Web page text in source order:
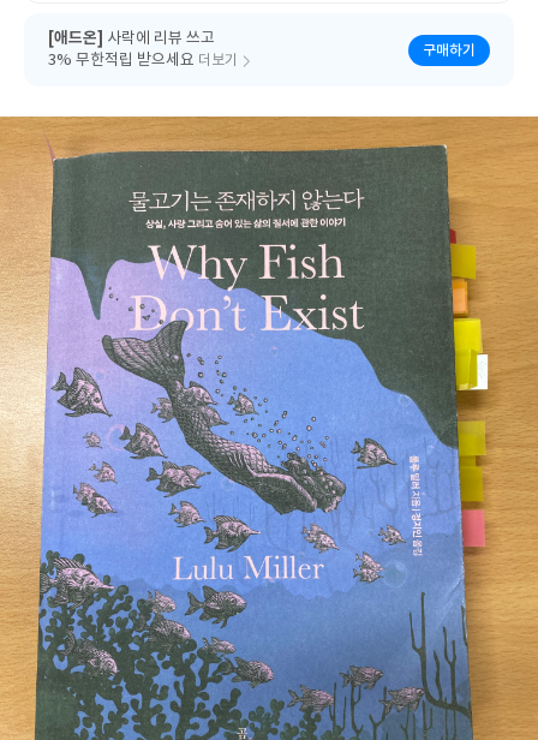
[애드온] 사락에 리뷰 쓰고
3% 무한적립 받으세요 더보기
구매하기